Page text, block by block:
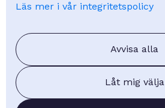
Kurser
FAQ - Vanliga frågor
Blogg
Om oss
Läs mer i vår integritetspolicy
Avvisa alla
Låt mig välja